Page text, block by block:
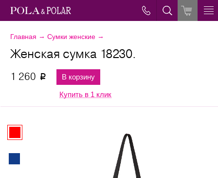
Главная → Сумки женские →
Женская сумка 18230.
1 260 p В корзину
Купить в 1 клик